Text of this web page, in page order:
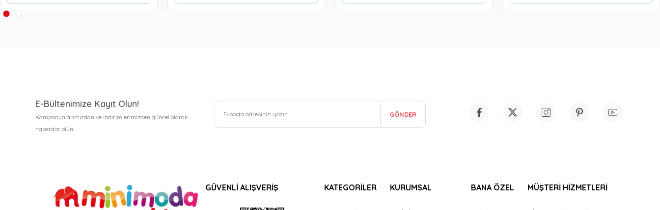
E-Bültenimize Kayıt Olun!
Kampanyalarımızdan ve indirimlerimizden güncel olarak
haberdar olun.
GÖNDER
GÜVENLİ ALIŞVERİŞ KATEGORİLER KURUMSAL BANA ÖZEL MÜŞTERİ HİZMETLERİ